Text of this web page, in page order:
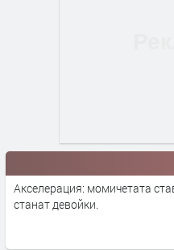
Акселерация: момичетата
станат девойки.